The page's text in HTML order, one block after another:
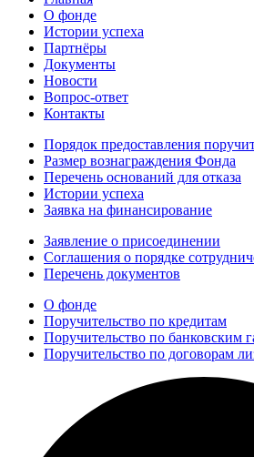
О фонде
Истории успеха
Партнёры
Документы
Новости
Вопрос-ответ
Контакты
Порядок предоставления
Размер вознаграждения Фонда
Перечень оснований для отказа
Истории успеха
Заявка на финансирование
Заявление о присоединении
Соглашения о порядке
Перечень документов
О фонде
Поручительство по кредитам
Поручительство по банковским
Поручительство по договорам